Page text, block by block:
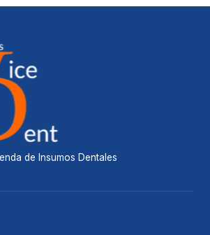
de Insumos Dentales